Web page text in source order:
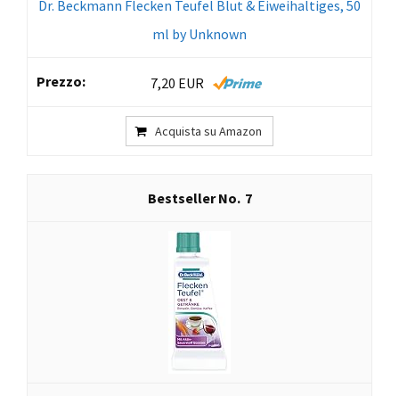
Dr. Beckmann Flecken Teufel Blut & Eiweihaltiges, 50
ml by Unknown
7,20 EUR
Acquista su Amazon
7